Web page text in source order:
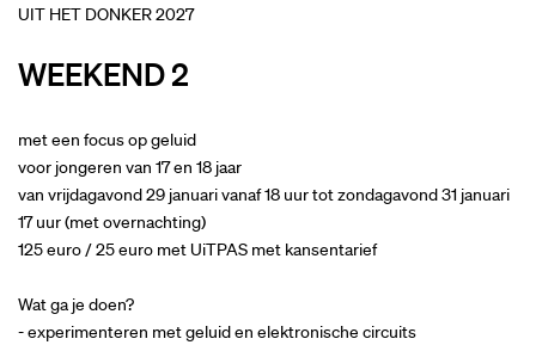
UIT HET DONKER 2027
WEEKEND 2
met een focus op geluid
voor jongeren van 17 en 18 jaar
van vrijdagavond 29 januari vanaf 18 uur tot zondagavond 31 januari
17 uur (met overnachting)
125 euro / 25 euro met UiTPAS met kansentarief
Wat ga je doen?
- experimenteren met geluid en elektronische circuits